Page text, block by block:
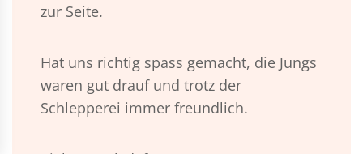
zur Seite.
Hat uns richtig spass gemacht, die Jungs
waren gut drauf und trotz der
Schlepperei immer freundlich.